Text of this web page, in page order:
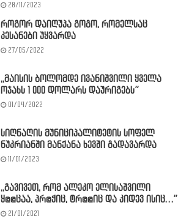
28/11/2023
როგორ დაიღუპა გოგო, რომელსაც
კესანები უყვარდა
27/05/2022
,,მაისის ბოლომდე ივანიშვილი ყველა
ოჯახს 1 000 დოლარს დაურიგებს”
01/04/2022
სიღნაღის მუნიციპალიტეტის სოფელ
ნუკრიანში მანქანა ხევში გადავარდა
11/01/2023
,,გავივეთ, რომ ალეკო ელისაშვილი
ყ@@ცაა, პრ@ჭიც, ტრ@@იც და კიდევ ისიც…”
21/01/2021